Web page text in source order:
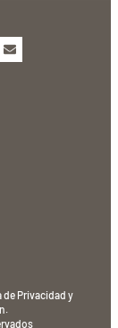
de Privacidad y